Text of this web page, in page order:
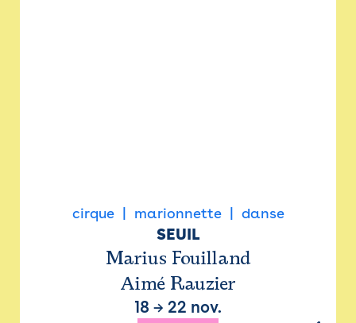
cirque marionnette danse
SEUIL
Marius Fouilland
Aimé Rauzier
18 → 22 nov.